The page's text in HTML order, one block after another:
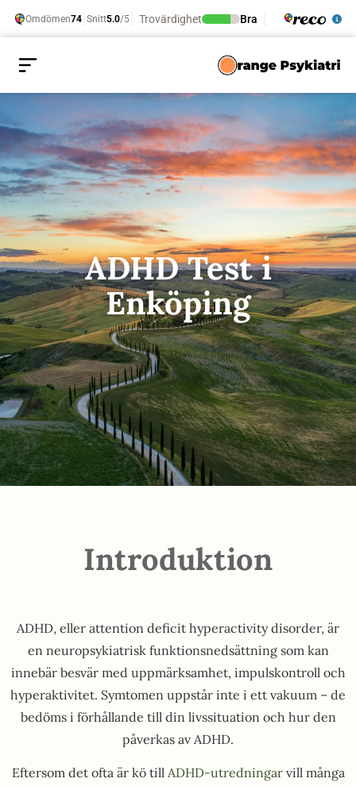
ADHD Test i
Enköping
Introduktion
ADHD, eller attention deficit hyperactivity disorder, är
en neuropsykiatrisk funktionsnedsättning som kan
innebär besvär med uppmärksamhet, impulskontroll och
hyperaktivitet. Symtomen uppstår inte i ett vakuum – de
bedöms i förhållande till din livssituation och hur den
påverkas av ADHD.
Eftersom det ofta är kö till ADHD-utredningarvill många